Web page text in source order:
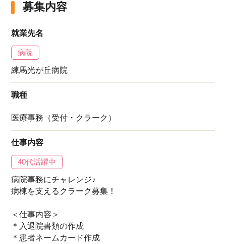
募集内容
就業先名
病院
練馬光が丘病院
職種
医療事務（受付・クラーク）
仕事内容
40代活躍中
病院事務にチャレンジ♪
病棟を支えるクラーク募集！
＜仕事内容＞
＊入退院書類の作成
＊患者ネームカード作成